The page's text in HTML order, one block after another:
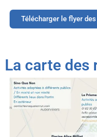
Télécharger le flyer
La carte des